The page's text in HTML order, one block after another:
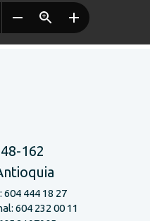
162
444 18 27
604 232 00 11